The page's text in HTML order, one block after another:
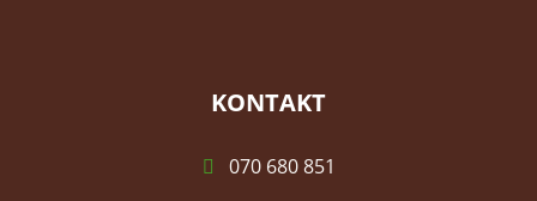
KONTAKT
070 680 851